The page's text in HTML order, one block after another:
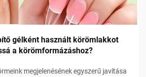
gélként használt körömlakkot
a körömformázáshoz?
megjelenésének egyszerű javítása